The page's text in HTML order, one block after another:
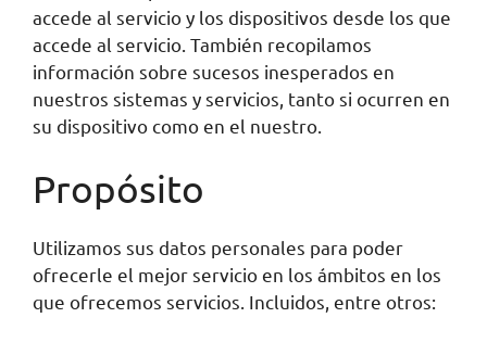
accede al servicio y los dispositivos desde los que
accede al servicio. También recopilamos
información sobre sucesos inesperados en
nuestros sistemas y servicios, tanto si ocurren en
su dispositivo como en el nuestro.
Propósito
Utilizamos sus datos personales para poder
ofrecerle el mejor servicio en los ámbitos en los
que ofrecemos servicios. Incluidos, entre otros: